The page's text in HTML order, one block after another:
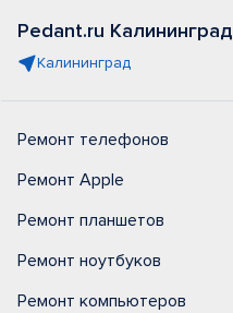
Pedant.ru Калининград
Калининград
Ремонт телефонов
Ремонт Apple
Ремонт планшетов
Ремонт ноутбуков
Ремонт компьютеров